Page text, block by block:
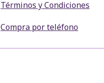
Términos y Condiciones
Compra por teléfono